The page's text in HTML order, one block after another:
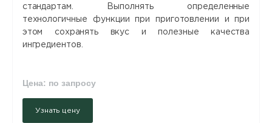
стандартам. Выполнять определенные
технологичные функции при приготовлении и при
этом сохранять вкус и полезные качества
ингредиентов.
Цена: по запросу
Узнать цену